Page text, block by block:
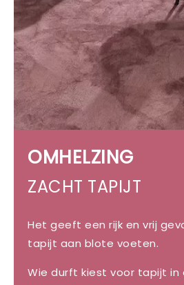
OMHELZING
ZACHT TAPIJT
Het geeft een rijk en vrij
tapijt aan blote voeten.
Wie durft kiest voor tapijt in